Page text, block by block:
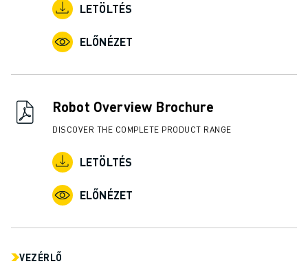
LETÖLTÉS
ELŐNÉZET
Robot Overview Brochure
DISCOVER THE COMPLETE PRODUCT RANGE
LETÖLTÉS
ELŐNÉZET
VEZÉRLŐ